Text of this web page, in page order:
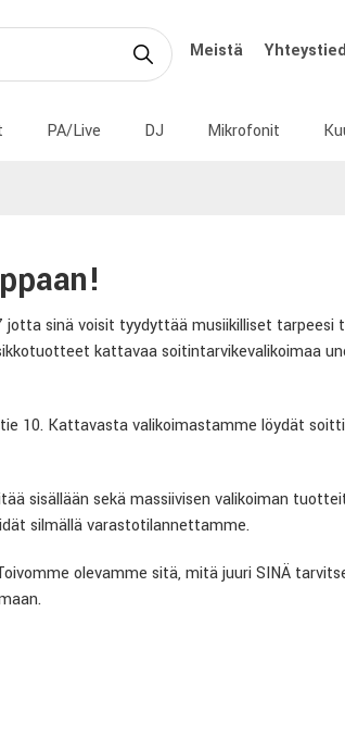
Meistä
PA/Live DJ Mikrofonit
sinä voisit tyydyttää musiikilliset
kattavaa soitintarvikevalikoimaa
10. Kattavasta valikoimastamme löydät
sisällään sekä massiivisen valikoiman
silmällä varastotilannettamme.
olevamme sitä, mitä juuri SINÄ